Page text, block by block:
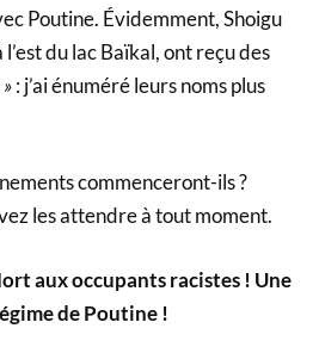
Poutine. Évidemment, Shoigu
l’est du lac Baïkal, ont reçu des
: j’ai énuméré leurs noms plus
commenceront-ils ?
les attendre à tout moment.
aux occupants racistes ! Une
de Poutine !